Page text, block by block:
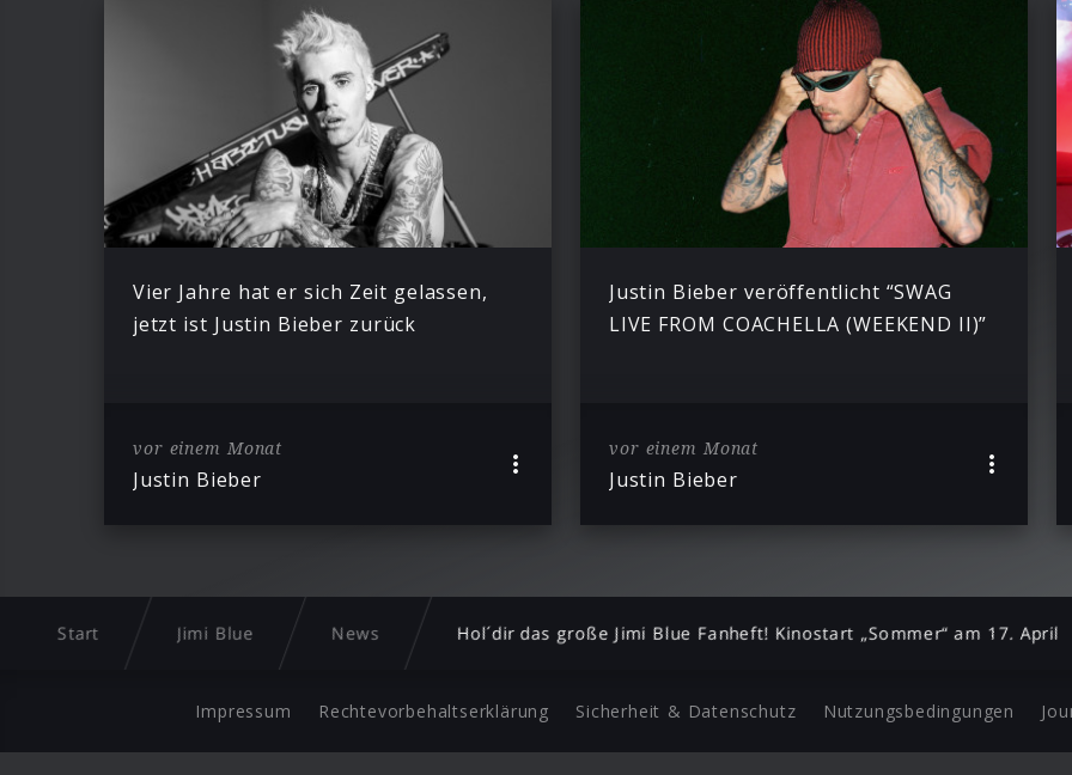
Vier Jahre hat er sich Zeit gelassen,
jetzt ist Justin Bieber zurück
vor einem Monat
Justin Bieber
Justin Bieber veröffentlicht “SWAG
LIVE FROM COACHELLA (WEEKEND II)”
vor einem Monat
Justin Bieber
Start Jimi Blue News Hol´dir das große Jimi Blue Fanheft! Kinostart „Sommer“ am 17. April
Impressum Rechtevorbehaltserklärung Sicherheit & Datenschutz Nutzungsbedingungen